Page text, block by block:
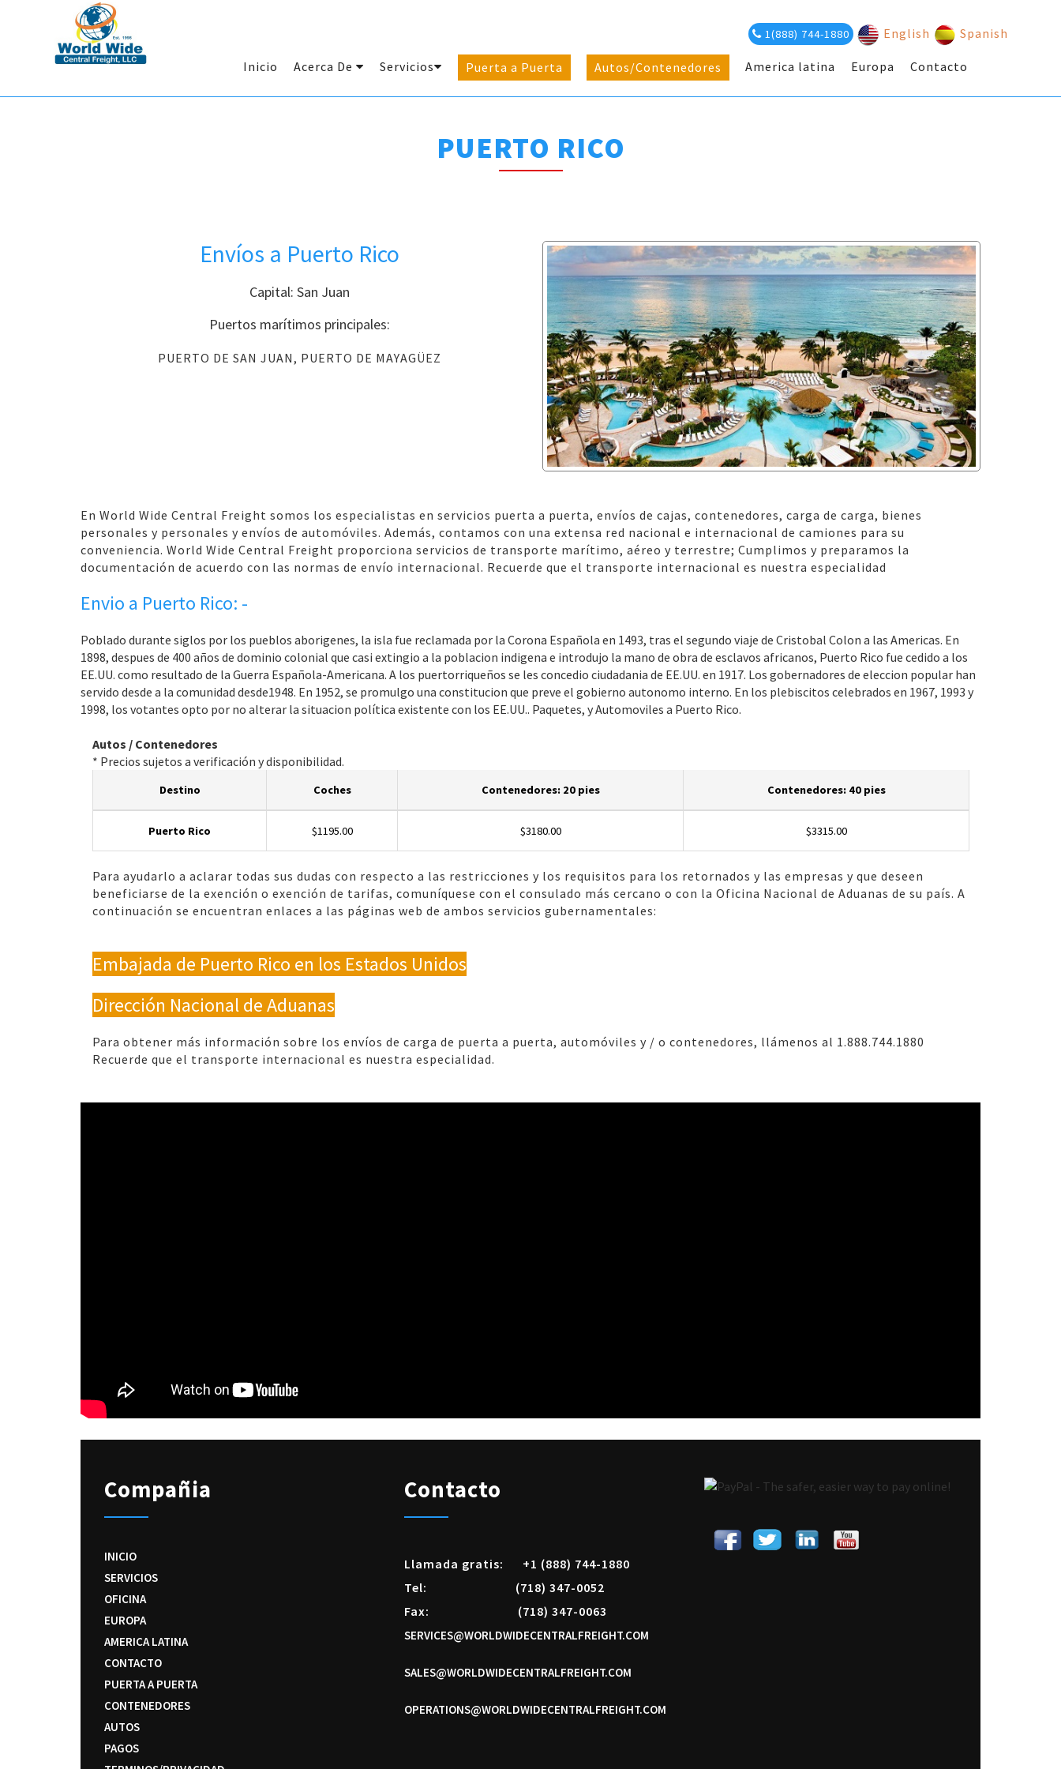
1(888) 744-1880 English Spanish
Inicio Acerca De Servicios Puerta a Puerta Autos/Contenedores America latina Europa Contacto
PUERTO RICO
Envíos a Puerto Rico
Capital: San Juan
Puertos marítimos principales:
PUERTO DE SAN JUAN, PUERTO DE MAYAGÜEZ
En World Wide Central Freight somos los especialistas en servicios puerta a puerta, envíos de cajas, contenedores, carga de carga, bienes
personales y personales y envíos de automóviles. Además, contamos con una extensa red nacional e internacional de camiones para su
conveniencia. World Wide Central Freight proporciona servicios de transporte marítimo, aéreo y terrestre; Cumplimos y preparamos la
documentación de acuerdo con las normas de envío internacional. Recuerde que el transporte internacional es nuestra especialidad
Envio a Puerto Rico: -
Poblado durante siglos por los pueblos aborigenes, la isla fue reclamada por la Corona Española en 1493, tras el segundo viaje de Cristobal Colon a las Americas. En
1898, despues de 400 años de dominio colonial que casi extingio a la poblacion indigena e introdujo la mano de obra de esclavos africanos, Puerto Rico fue cedido a los
EE.UU. como resultado de la Guerra Española-Americana. A los puertorriqueños se les concedio ciudadania de EE.UU. en 1917. Los gobernadores de eleccion popular han
servido desde a la comunidad desde1948. En 1952, se promulgo una constitucion que preve el gobierno autonomo interno. En los plebiscitos celebrados en 1967, 1993 y
1998, los votantes opto por no alterar la situacion política existente con los EE.UU.. Paquetes, y Automoviles a Puerto Rico.
Autos / Contenedores
* Precios sujetos a verificación y disponibilidad.
Destino Coches Contenedores: 20 pies Contenedores: 40 pies
Puerto Rico $1195.00 $3180.00 $3315.00
Para ayudarlo a aclarar todas sus dudas con respecto a las restricciones y los requisitos para los retornados y las empresas y que deseen
beneficiarse de la exención o exención de tarifas, comuníquese con el consulado más cercano o con la Oficina Nacional de Aduanas de su país. A
continuación se encuentran enlaces a las páginas web de ambos servicios gubernamentales:
Embajada de Puerto Rico en los Estados Unidos
Dirección Nacional de Aduanas
Para obtener más información sobre los envíos de carga de puerta a puerta, automóviles y / o contenedores, llámenos al 1.888.744.1880
Recuerde que el transporte internacional es nuestra especialidad.
Compañia
INICIO
SERVICIOS
OFICINA
EUROPA
AMERICA LATINA
CONTACTO
PUERTA A PUERTA
CONTENEDORES
AUTOS
PAGOS
Contacto
Llamada gratis: +1 (888) 744-1880
Tel: (718) 347-0052
Fax: (718) 347-0063
SERVICES@WORLDWIDECENTRALFREIGHT.COM
SALES@WORLDWIDECENTRALFREIGHT.COM
OPERATIONS@WORLDWIDECENTRALFREIGHT.COM